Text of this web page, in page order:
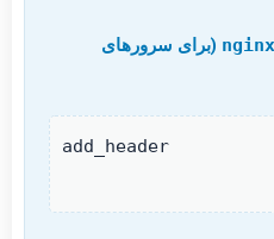
(برای سرورهای
add_header